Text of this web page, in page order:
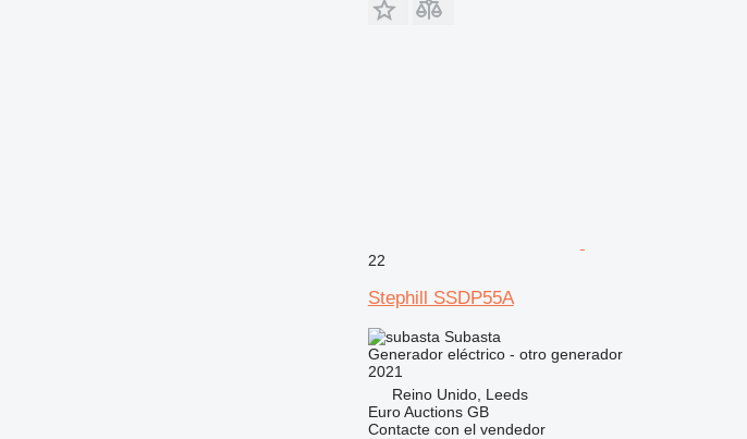
22
Stephill SSDP55A
Subasta
Generador eléctrico - otro generador
2021
Reino Unido, Leeds
Euro Auctions GB
Contacte con el vendedor